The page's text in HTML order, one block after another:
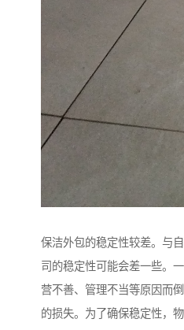
保洁外包的稳定性较差。与
司的稳定性可能会差一些。
营不善、管理不当等原因而
的损失。为了确保稳定性，